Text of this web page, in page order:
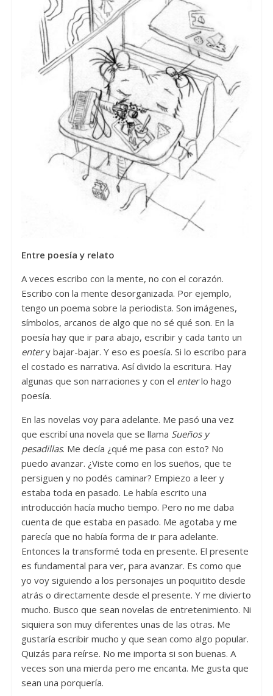
Entre poesía y relato
A veces escribo con la mente, no con el corazón.
Escribo con la mente desorganizada. Por ejemplo,
tengo un poema sobre la periodista. Son imágenes,
símbolos, arcanos de algo que no sé qué son. En la
poesía hay que ir para abajo, escribir y cada tanto un
entery bajar-bajar. Y eso es poesía. Si lo escribo para
el costado es narrativa. Así divido la escritura. Hay
algunas que son narraciones y con el enterlo hago
poesía.
En las novelas voy para adelante. Me pasó una vez
que escribí una novela que se llama Sueños y
pesadillas. Me decía ¿qué me pasa con esto? No
puedo avanzar. ¿Viste como en los sueños, que te
persiguen y no podés caminar? Empiezo a leer y
estaba toda en pasado. Le había escrito una
introducción hacía mucho tiempo. Pero no me daba
cuenta de que estaba en pasado. Me agotaba y me
parecía que no había forma de ir para adelante.
Entonces la transformé toda en presente. El presente
es fundamental para ver, para avanzar. Es como que
yo voy siguiendo a los personajes un poquitito desde
atrás o directamente desde el presente. Y me divierto
mucho. Busco que sean novelas de entretenimiento. Ni
siquiera son muy diferentes unas de las otras. Me
gustaría escribir mucho y que sean como algo popular.
Quizás para reírse. No me importa si son buenas. A
veces son una mierda pero me encanta. Me gusta que
sean una porquería.